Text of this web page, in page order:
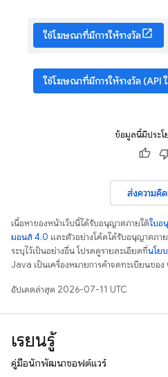
ใช้โฆษณาที่มีการให้รางวัล
ใช้โฆษณาที่มีการให้รางวัล (API
ข้อมูลนี้มีประโ
ส่งความคิ
เนื้อหาของหน้าเว็บนี้ได้รับอนุญาตภายใต้ใบอ
มอนส์ 4.0 และตัวอย่างโค้ดได้รับอนุญาตภา
ระบุไว้เป็นอย่างอื่น โปรดดูรายละเอียดที่นโย
Java เป็นเครื่องหมายการค้าจดทะเบียนขอ
อัปเดตล่าสุด 2026-07-11 UTC
เรียนรู้
คู่มือนักพัฒนาซอฟต์แวร์